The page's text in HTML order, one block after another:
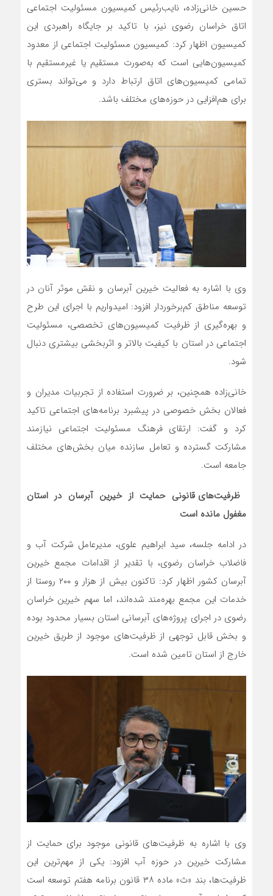
حسین خانی‌زاده، نایب‌رئیس کمیسیون مسئولیت اجتماعی
اتاق خراسان رضوی نیز، با تاکید بر جایگاه راهبردی این
کمیسیون اظهار کرد: کمیسیون مسئولیت اجتماعی از معدود
کمیسیون‌هایی است که به‌صورت مستقیم یا غیرمستقیم با
تمامی کمیسیون‌های اتاق ارتباط دارد و می‌تواند بستری
برای هم‌افزایی در حوزه‌های مختلف باشد.
وی با اشاره به فعالیت خیرین آبرسان و نقش موثر آنان در
توسعه مناطق کم‌برخوردار افزود: امیدواریم با اجرای این طرح
و بهره‌گیری از ظرفیت کمیسیون‌های تخصصی، مسئولیت
اجتماعی در استان با کیفیت بالاتر و اثربخشی بیشتری دنبال
شود.
خانی‌زاده همچنین، بر ضرورت استفاده از تجربیات مدیران و
فعالان بخش خصوصی در پیشبرد برنامه‌های اجتماعی تاکید
کرد و گفت: ارتقای فرهنگ مسئولیت اجتماعی نیازمند
مشارکت گسترده و تعامل سازنده میان بخش‌های مختلف
جامعه است.
ظرفیت‌های قانونی حمایت از خیرین آبرسان در استان
مغفول مانده است
در ادامه جلسه، سید ابراهیم علوی، مدیرعامل شرکت آب و
فاضلاب خراسان رضوی، با تقدیر از اقدامات مجمع خیرین
آبرسان کشور اظهار کرد: تاکنون بیش از هزار و ۲۰۰ روستا از
خدمات این مجمع بهره‌مند شده‌اند، اما سهم خیرین خراسان
رضوی در اجرای پروژه‌های آبرسانی استان بسیار محدود بوده
و بخش قابل توجهی از ظرفیت‌های موجود از طریق خیرین
خارج از استان تامین شده است.
وی با اشاره به ظرفیت‌های قانونی موجود برای حمایت از
مشارکت خیرین در حوزه آب افزود: یکی از مهم‌ترین این
ظرفیت‌ها، بند «ث» ماده ۳۸ قانون برنامه هفتم توسعه است